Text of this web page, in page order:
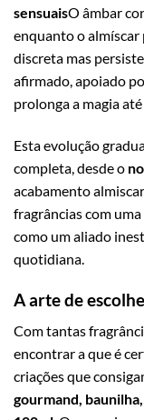
sensuaisO âmbar
enquanto o
discreta mas
afirmado, apoiado
prolonga a magia
Esta evolução
completa, desde o
acabamento
fragrâncias com
como um aliado
quotidiana.
A arte de
Com tantas
encontrar a que é
criações que
gourmand,